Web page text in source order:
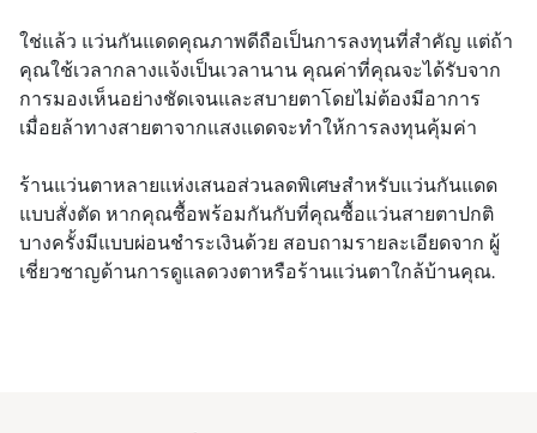
ใช่แล้ว แว่นกันแดดคุณภาพดีถือเป็นการลงทุนที่สำคัญ แต่ถ้า
คุณใช้เวลากลางแจ้งเป็นเวลานาน คุณค่าที่คุณจะได้รับจาก
การมองเห็นอย่างชัดเจนและสบายตาโดยไม่ต้องมีอาการ
เมื่อยล้าทางสายตาจากแสงแดดจะทำให้การลงทุนคุ้มค่า
ร้านแว่นตาหลายแห่งเสนอส่วนลดพิเศษสำหรับแว่นกันแดด
แบบสั่งตัด หากคุณซื้อพร้อมกันกับที่คุณซื้อแว่นสายตาปกติ
บางครั้งมีแบบผ่อนชำระเงินด้วย สอบถามรายละเอียดจาก ผู้
เชี่ยวชาญด้านการดูแลดวงตาหรือร้านแว่นตาใกล้บ้านคุณ.